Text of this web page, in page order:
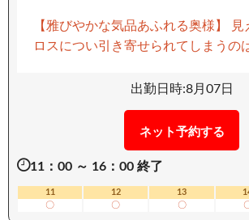
【雅びやかな気品あふれる奥様】 見え隠れするエ
ロスについ引き寄せられてしまうの
しだき、高感度の乳首を優しくこね
で擦りだす彼女。 高まる二人の興奮
ず、振り向き熱いキスと抱擁。 上目
フェラ。口内の熱さがダイレクトに… 熱く燃え
出勤日時:8月07日
ネット予約する
11：00 ～ 16：00 終了
11
〇
12
〇
13
〇